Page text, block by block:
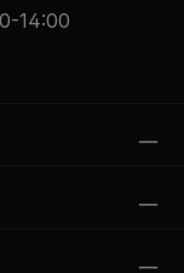
14:00